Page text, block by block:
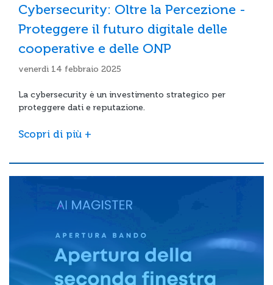
Cybersecurity: Oltre la Percezione -
Proteggere il futuro digitale delle
cooperative e delle ONP
venerdì 14 febbraio 2025
La cybersecurity è un investimento strategico per
proteggere dati e reputazione.
Scopri di più +